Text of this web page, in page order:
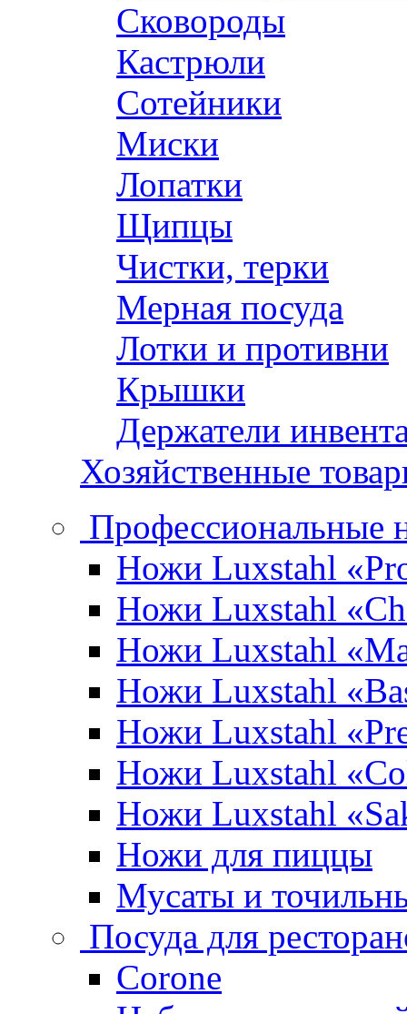
Сковороды
Кастрюли
Сотейники
Миски
Лопатки
Щипцы
Чистки, терки
Мерная посуда
Лотки и противни
Крышки
Держатели
Хозяйственные
Профессиональные
Ножи Luxstahl
Ножи Luxstahl
Ножи Luxstahl
Ножи Luxstahl
Ножи Luxstahl
Ножи Luxstahl
Ножи Luxstahl
Ножи для пиццы
Мусаты и
Посуда для
Corone